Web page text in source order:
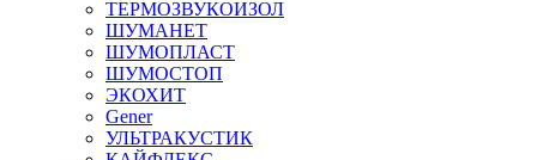
ТЕРМОЗВУКОИЗОЛ
ШУМАНЕТ
ШУМОПЛАСТ
ШУМОСТОП
ЭКОХИТ
Gener
УЛЬТРАКУСТИК